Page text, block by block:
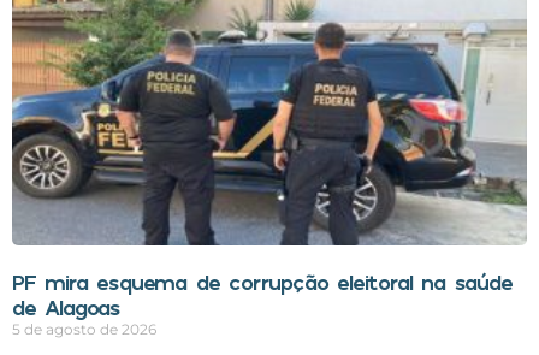
PF mira esquema de corrupção eleitoral na saúde
de Alagoas
5 de agosto de 2026